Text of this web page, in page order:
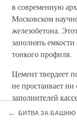
в современную
Московском
железобетона.
заполнять
тонкого профиля.
Цемент твердеет
не простаивает
заполнителей
оставляются
← БИТВА ЗА БАШНЮ